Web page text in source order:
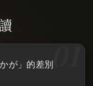
が」的差別